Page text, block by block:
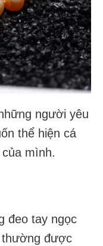
người yêu
thể hiện cá
mình.
đeo tay ngọc
thường được